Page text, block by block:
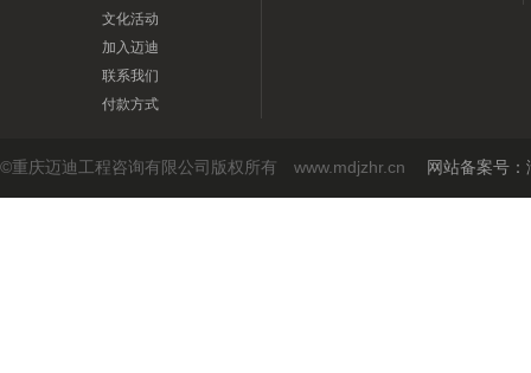
文化活动
加入迈迪
联系我们
付款方式
©重庆迈迪工程咨询有限公司版权所有 www.mdjzhr.cn 网站备案号